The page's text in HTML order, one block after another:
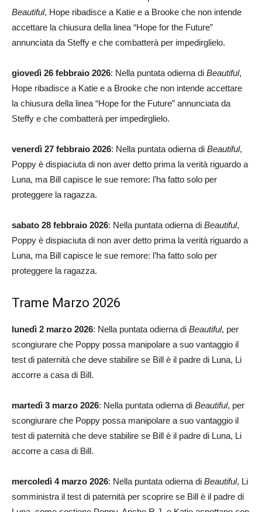
Beautiful, Hope ribadisce a Katie e a Brooke che non intende
accettare la chiusura della linea “Hope for the Future”
annunciata da Steffy e che combatterà per impedirglielo.
giovedì 26 febbraio 2026: Nella puntata odierna di Beautiful,
Hope ribadisce a Katie e a Brooke che non intende accettare
la chiusura della linea “Hope for the Future” annunciata da
Steffy e che combatterà per impedirglielo.
venerdì 27 febbraio 2026: Nella puntata odierna di Beautiful,
Poppy è dispiaciuta di non aver detto prima la verità riguardo a
Luna, ma Bill capisce le sue remore: l’ha fatto solo per
proteggere la ragazza.
sabato 28 febbraio 2026: Nella puntata odierna di Beautiful,
Poppy è dispiaciuta di non aver detto prima la verità riguardo a
Luna, ma Bill capisce le sue remore: l’ha fatto solo per
proteggere la ragazza.
Trame Marzo 2026
lunedì 2 marzo 2026: Nella puntata odierna di Beautiful, per
scongiurare che Poppy possa manipolare a suo vantaggio il
test di paternità che deve stabilire se Bill è il padre di Luna, Li
accorre a casa di Bill.
martedì 3 marzo 2026: Nella puntata odierna di Beautiful, per
scongiurare che Poppy possa manipolare a suo vantaggio il
test di paternità che deve stabilire se Bill è il padre di Luna, Li
accorre a casa di Bill.
mercoledì 4 marzo 2026: Nella puntata odierna di Beautiful, Li
somministra il test di paternità per scoprire se Bill è il padre di